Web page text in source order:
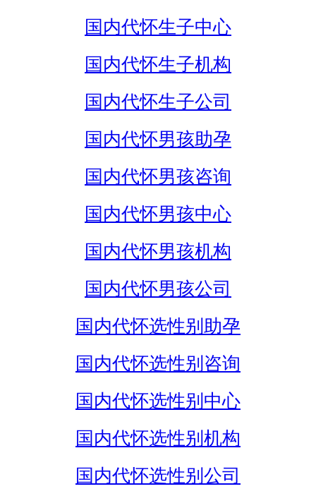
国内代怀生子中心
国内代怀生子机构
国内代怀生子公司
国内代怀男孩助孕
国内代怀男孩咨询
国内代怀男孩中心
国内代怀男孩机构
国内代怀男孩公司
国内代怀选性别助孕
国内代怀选性别咨询
国内代怀选性别中心
国内代怀选性别机构
国内代怀选性别公司